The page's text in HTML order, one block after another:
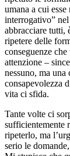
umana a cui
interrogativo”
abbracciare tutti,
ripetere delle
conseguenze
attenzione –
nessuno, ma una
consapevolezza
vita ci sfida.
Tante volte ci
sufficientemente
ripeterlo, ma
serio le